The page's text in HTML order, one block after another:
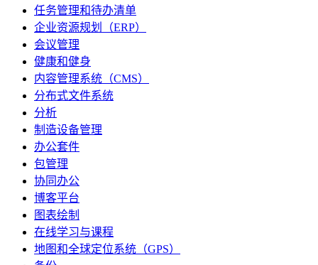
任务管理和待办清单
企业资源规划（ERP）
会议管理
健康和健身
内容管理系统（CMS）
分布式文件系统
分析
制造设备管理
办公套件
包管理
协同办公
博客平台
图表绘制
在线学习与课程
地图和全球定位系统（GPS）